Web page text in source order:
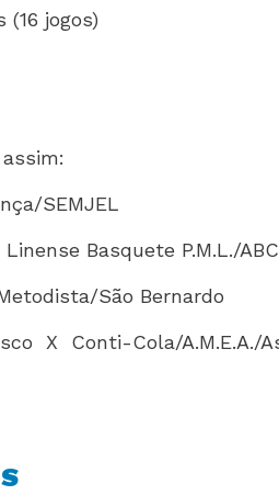
(16 jogos)
SEMJEL
Basquete P.M.L./
São Bernardo
X Conti-Cola/A.M.E.A./